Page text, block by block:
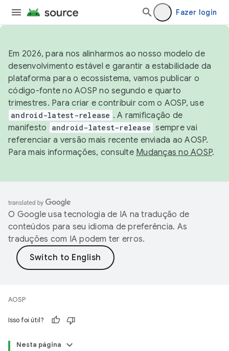
Fazer login
Em 2026, para nos alinharmos ao nosso modelo de
desenvolvimento estável e garantir a estabilidade da
plataforma para o ecossistema, vamos publicar o
código-fonte no AOSP no segundo e quarto
trimestres. Para criar e contribuir com o AOSP, use
android-latest-release . A ramificação de
manifesto
android-latest-release sempre vai
referenciar a versão mais recente enviada ao AOSP.
Para mais informações, consulte Mudanças no AOSP.
O Google usa tecnologia de IA na tradução de
conteúdos para seu idioma de preferência. As
traduções com IA podem ter erros.
AOSP
Isso foi útil?
Nesta página